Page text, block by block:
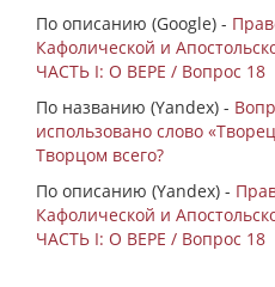
По описанию (Google) -
Кафолической и
ЧАСТЬ I: О ВЕРЕ / Вопрос 18
По названию (Yandex) -
использовано слово
Творцом всего?
По описанию (Yandex) -
Кафолической и
ЧАСТЬ I: О ВЕРЕ / Вопрос 18